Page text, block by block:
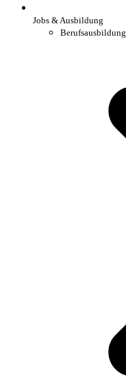
Jobs & Ausbildung
Berufsausbildung